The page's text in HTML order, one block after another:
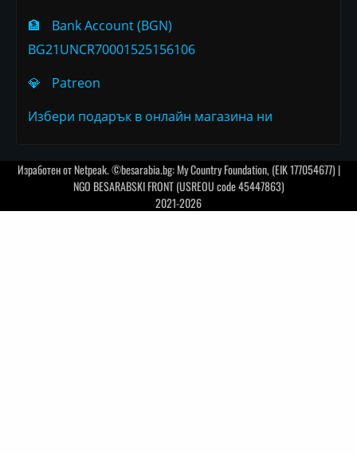
🏦
Bank Account (BGN)
BG21UNCR70001525156106
💎
Patreon
Избери подарък в онлайн магазина ни
Изработен отNetpeak. ©besarabia.bg: My Country Foundation, (EIK 177054677) |
NGO BESARABSKI FRONT (USREOU code 45447863)
2021-2026